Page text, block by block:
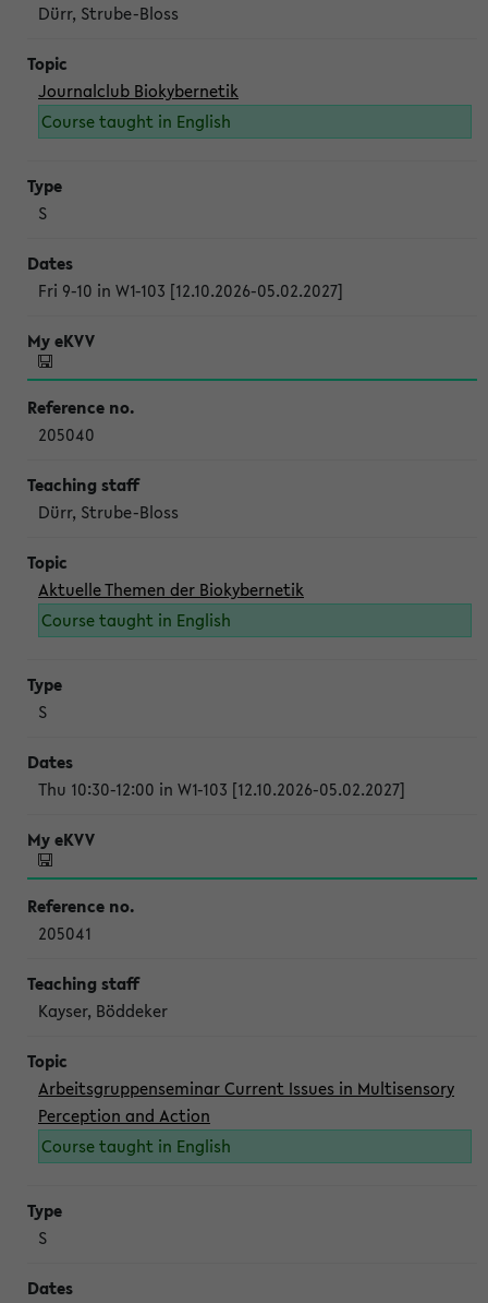
Dürr, Strube-Bloss
Journalclub Biokybernetik
Course taught in English
S
Fri 9-10 in W1-103 [12.10.2026-05.02.2027]
205040
Dürr, Strube-Bloss
Aktuelle Themen der Biokybernetik
Course taught in English
S
Thu 10:30-12:00 in W1-103 [12.10.2026-05.02.2027]
205041
Kayser, Böddeker
Arbeitsgruppenseminar Current Issues in Multisensory
Perception and Action
Course taught in English
S